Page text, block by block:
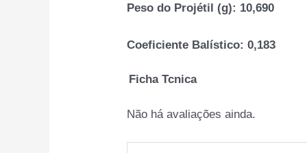
Peso do Projétil (g): 10,690
Coeficiente Balístico: 0,183
Ficha Tcnica
Não há avaliações ainda.